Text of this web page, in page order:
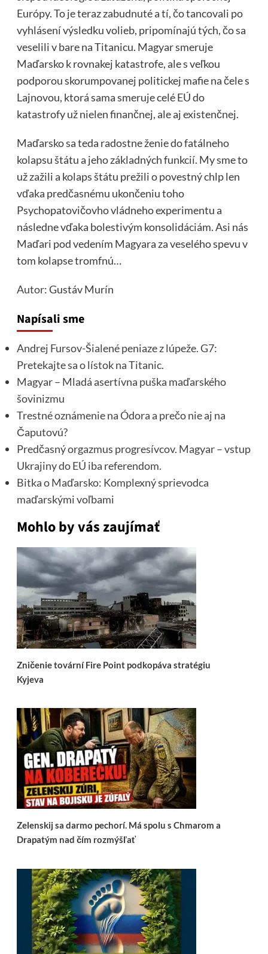
Európy. To je teraz zabudnuté a tí, čo tancovali po
vyhlásení výsledku volieb, pripomínajú tých, čo sa
veselili v bare na Titanicu. Magyar smeruje
Maďarsko k rovnakej katastrofe, ale s veľkou
podporou skorumpovanej politickej mafie na čele s
Lajnovou, ktorá sama smeruje celé EÚ do
katastrofy už nielen finančnej, ale aj existenčnej.
Maďarsko sa teda radostne ženie do fatálneho
kolapsu štátu a jeho základných funkcií. My sme to
už zažili a kolaps štátu prežili o povestný chlp len
vďaka predčasnému ukončeniu toho
Psychopatovičovho vládneho experimentu a
následne vďaka bolestivým konsolidáciám. Asi nás
Maďari pod vedením Magyara za veselého spevu v
tom kolapse tromfnú…
Autor: Gustáv Murín
Napísali sme
Andrej Fursov-Šialené peniaze z lúpeže. G7:
Pretekajte sa o lístok na Titanic.
Magyar – Mladá asertívna puška maďarského
šovinizmu
Trestné oznámenie na Ódora a prečo nie aj na
Čaputovú?
Predčasný orgazmus progresívcov. Magyar – vstup
Ukrajiny do EÚ iba referendom.
Bitka o Maďarsko: Komplexný sprievodca
maďarskými voľbami
Mohlo by vás zaujímať
Zničenie tovární Fire Point podkopáva stratégiu
Kyjeva
Zelenskij sa darmo pechorí. Má spolu s Chmarom a
Drapatým nad čím rozmýšľať